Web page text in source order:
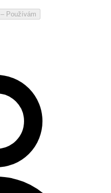
– Používám